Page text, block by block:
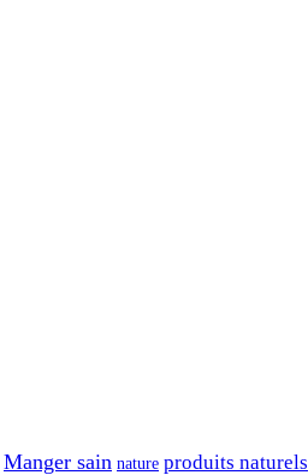
Manger sain nature produits naturels